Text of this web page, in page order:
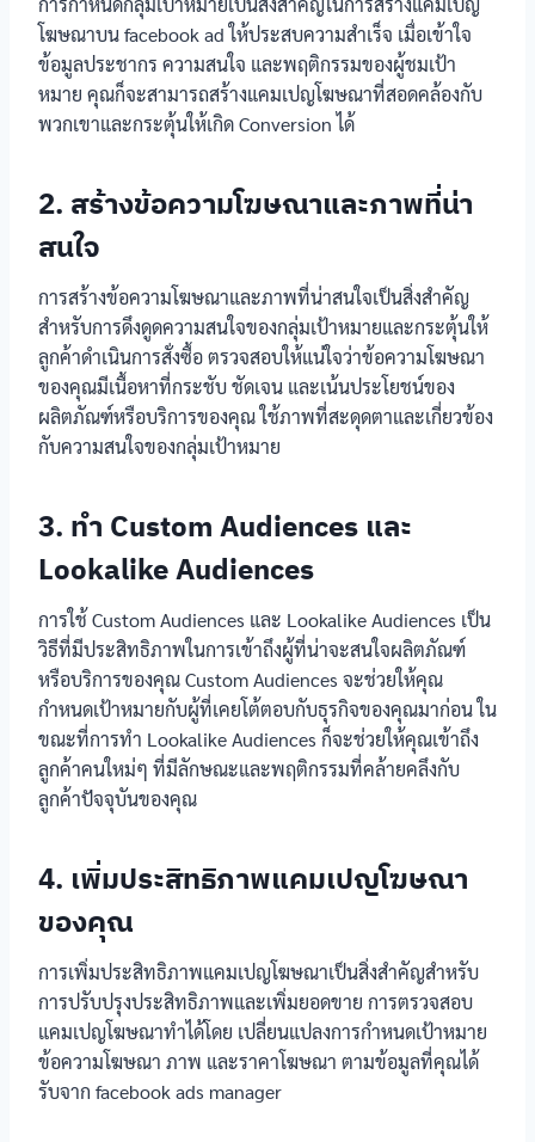
โฆษณาบน facebook ad ให้ประสบความสำเร็จ เมื่อเข้าใจ
ข้อมูลประชากร ความสนใจ และพฤติกรรมของผู้ชมเป้า
หมาย คุณก็จะสามารถสร้างแคมเปญโฆษณาที่สอดคล้องกับ
พวกเขาและกระตุ้นให้เกิด Conversion ได้
2. สร้างข้อความโฆษณาและภาพที่น่า
สนใจ
การสร้างข้อความโฆษณาและภาพที่น่าสนใจเป็นสิ่งสำคัญ
สำหรับการดึงดูดความสนใจของกลุ่มเป้าหมายและกระตุ้นให้
ลูกค้าดำเนินการสั่งซื้อ ตรวจสอบให้แน่ใจว่าข้อความโฆษณา
ของคุณมีเนื้อหาที่กระชับ ชัดเจน และเน้นประโยชน์ของ
ผลิตภัณฑ์หรือบริการของคุณ ใช้ภาพที่สะดุดตาและเกี่ยวข้อง
กับความสนใจของกลุ่มเป้าหมาย
3. ทำ Custom Audiences และ
Lookalike Audiences
การใช้ Custom Audiences และ Lookalike Audiences เป็น
วิธีที่มีประสิทธิภาพในการเข้าถึงผู้ที่น่าจะสนใจผลิตภัณฑ์
หรือบริการของคุณ Custom Audiences จะช่วยให้คุณ
กำหนดเป้าหมายกับผู้ที่เคยโต้ตอบกับธุรกิจของคุณมาก่อน ใน
ขณะที่การทำ Lookalike Audiences ก็จะช่วยให้คุณเข้าถึง
ลูกค้าคนใหม่ๆ ที่มีลักษณะและพฤติกรรมที่คล้ายคลึงกับ
ลูกค้าปัจจุบันของคุณ
4. เพิ่มประสิทธิภาพแคมเปญโฆษณา
ของคุณ
การเพิ่มประสิทธิภาพแคมเปญโฆษณาเป็นสิ่งสำคัญสำหรับ
การปรับปรุงประสิทธิภาพและเพิ่มยอดขาย การตรวจสอบ
แคมเปญโฆษณาทำได้โดย เปลี่ยนแปลงการกำหนดเป้าหมาย
ข้อความโฆษณา ภาพ และราคาโฆษณา ตามข้อมูลที่คุณได้
รับจาก facebook ads manager